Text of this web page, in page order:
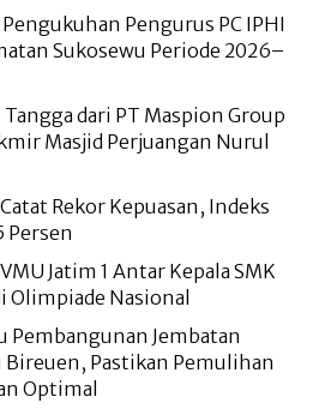
Pengurus PC IPHI
Sukosewu Periode 2026–
dari PT Maspion Group
Masjid Perjuangan Nurul
Rekor Kepuasan, Indeks
Persen
Jatim 1 Antar Kepala SMK
Olimpiade Nasional
Pembangunan Jembatan
Pastikan Pemulihan
Optimal